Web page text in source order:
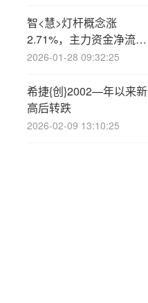
智<慧>灯杆概念涨
2.71%，主力资金净流入
这些股
2026-01-28 09:32:25
希捷{创}2002—年以来新
高后转跌
2026-02-09 13:10:25